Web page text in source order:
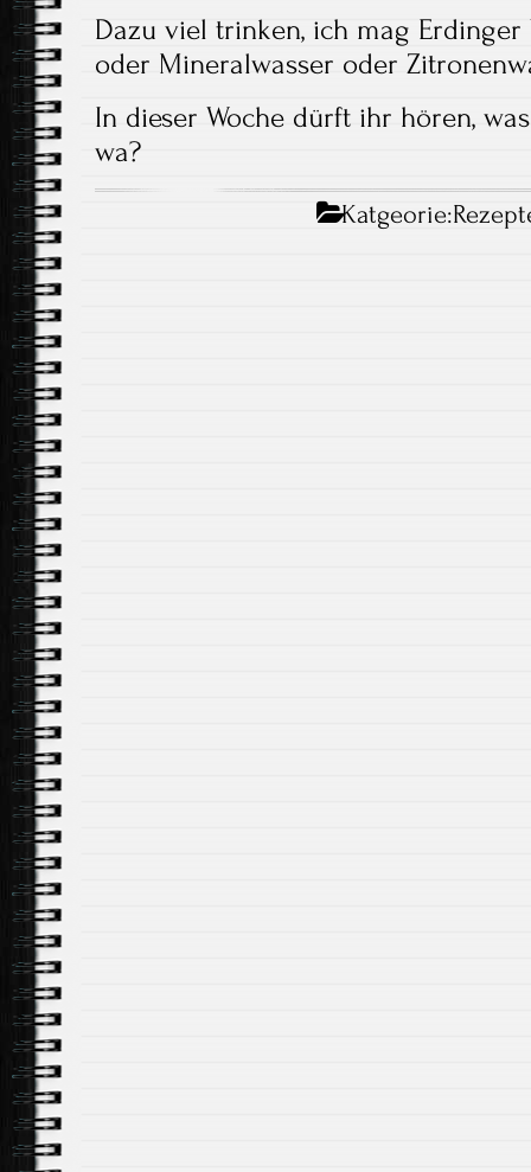
Dazu viel trinken, ich mag
oder Mineralwasser oder
In dieser Woche dürft ihr hören,
wa?
Katgeorie: